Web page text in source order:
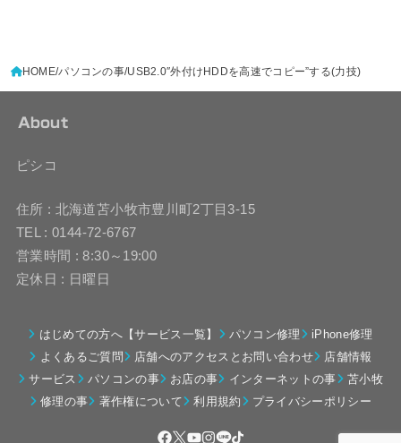
HOME パソコンの事 USB2.0″外付けHDDを高速でコピー”する(力技)
About
ピシコ
住所 : 北海道苫小牧市豊川町2丁目3-15
TEL : 0144-72-6767
営業時間 : 8:30～19:00
定休日 : 日曜日
はじめての方へ【サービス一覧】 パソコン修理
iPhone修理
よくあるご質問
店舗へのアクセスとお問い合わせ
店舗情報
サービス
パソコンの事 お店の事 インターネットの事
苫小牧
修理の事
著作権について 利用規約 プライバシーポリシー